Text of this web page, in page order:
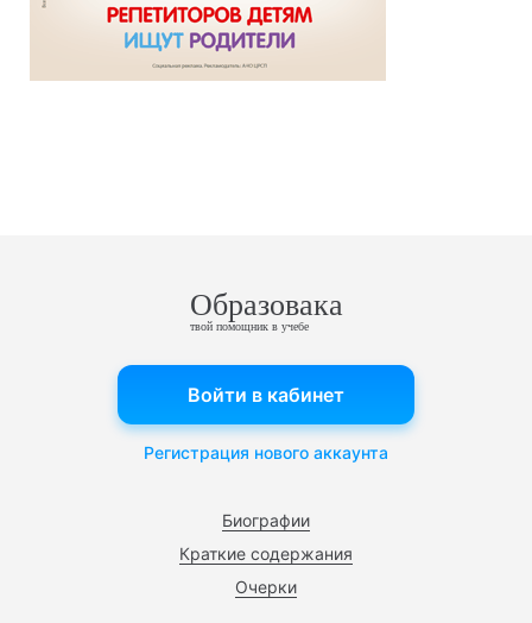
Образовака
твой помощник в учебе
Биографии
Краткие содержания
Очерки
Войти в кабинет
Регистрация нового аккаунта